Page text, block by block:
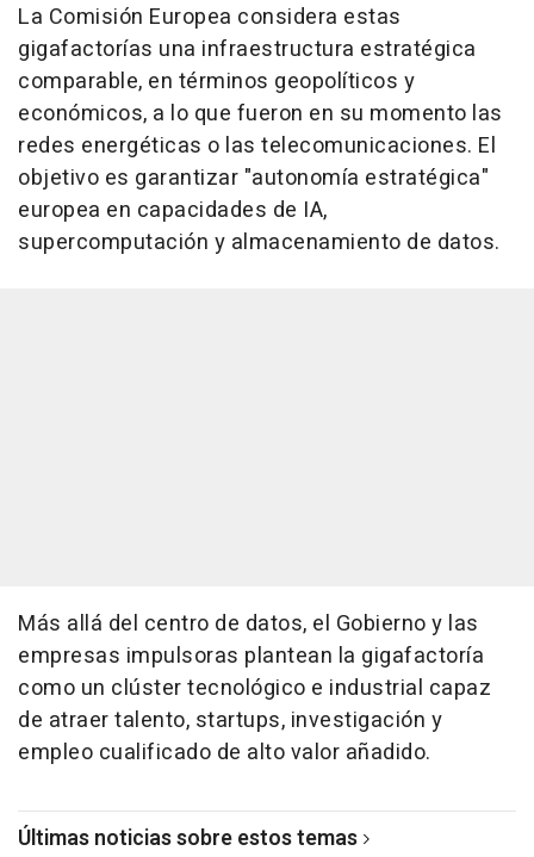
La Comisión Europea considera estas
gigafactorías una infraestructura estratégica
comparable, en términos geopolíticos y
económicos, a lo que fueron en su momento las
redes energéticas o las telecomunicaciones. El
objetivo es garantizar "autonomía estratégica"
europea en capacidades de IA,
supercomputación y almacenamiento de datos.
Más allá del centro de datos, el Gobierno y las
empresas impulsoras plantean la gigafactoría
como un clúster tecnológico e industrial capaz
de atraer talento, startups, investigación y
empleo cualificado de alto valor añadido.
Últimas noticias sobre estos temas